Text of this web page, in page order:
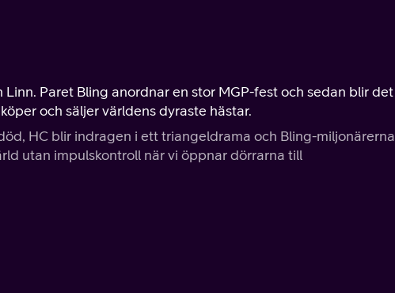
Paret Bling anordnar en stor MGP-fest och sedan blir det
och säljer världens dyraste hästar.
HC blir indragen i ett triangeldrama och Bling-miljonärerna
utan impulskontroll när vi öppnar dörrarna till